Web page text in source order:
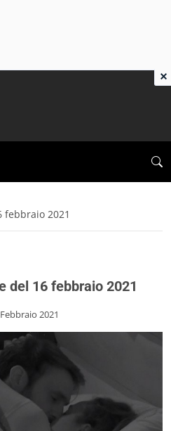
febbraio 2021
del 16 febbraio 2021
2021
×